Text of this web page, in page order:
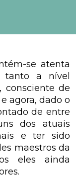
se atenta
tanto a nível
consciente de
agora, dado o
de entre
dos atuais
e ter sido
maestros da
eles ainda